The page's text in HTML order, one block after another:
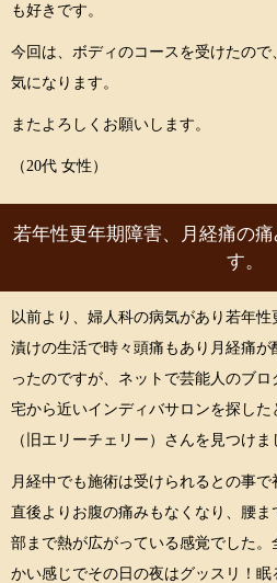
も好きです。
今回は、ボディのコースを受けたの
気になります。
またよろしくお願いします。
（20代 女性）
若年性更年期障害、月経痛の
す。
以前より、婦人科の病気があり若年
漬けの生活で時々頭痛もあり月経痛
ったのですが、ネットで芸能人のブ
宅から近いインディバサロンを探し
（旧エリーチェリー）さんを見つけま
月経中でも施術は受けられるとの事
直後よりお腹の痛みもなくなり、腰
部まで熱が広がっている感覚でした
かい感じでその日の夜はグッスリ！眠